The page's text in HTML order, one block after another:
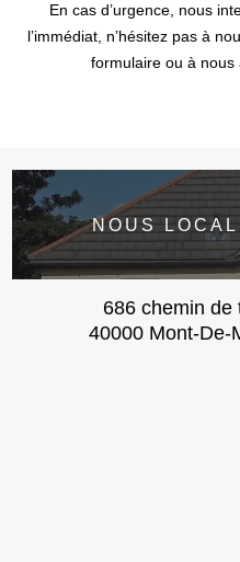
En cas d’urgence, nous
l’immédiat, n’hésitez pas à
formulaire ou à nous
NOUS
686 chemin de
40000 Mont-De-